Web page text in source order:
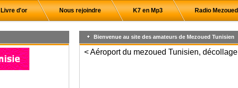
Livre d'or Nous rejoindre K7 en Mp3 Radio Mezoued
Bienvenue au site des amateurs de Mezoued Tunisien
< Aéroport du mezoued Tunisien,